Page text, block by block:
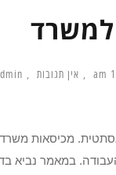
למשרד
אין תגובות
מכיסאות
במאמר נביא